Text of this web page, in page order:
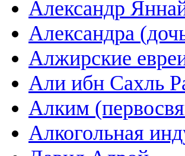
Александр
Александра
Алжирские
Али ибн Сахль
Алким
Алкогольная